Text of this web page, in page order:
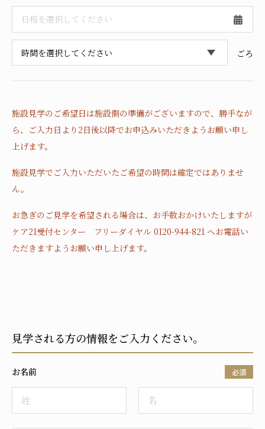
ごろ
施設見学のご希望日は施設側の準備がございますので、 勝手なが
ら、ご入力日より2日後以降でお申込みいただきようお願い申し
上げます。
施設見学でご入力いただいたご希望の時間は確定ではありませ
ん。
お急ぎのご見学を希望される場合は、お手数おかけいたしますが
ケア21受付センター フリーダイヤル 0120-944-821 へお電話い
ただきますようお願い申し上げます。
見学される方の情報をご入力ください。
お名前 必須